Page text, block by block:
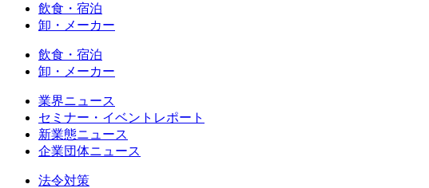
飲食・宿泊
卸・メーカー
飲食・宿泊
卸・メーカー
業界ニュース
セミナー・イベントレポート
新業態ニュース
企業団体ニュース
法令対策